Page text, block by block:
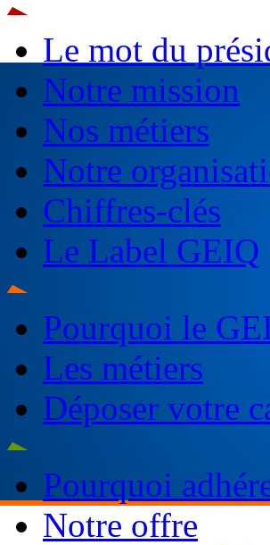
Le mot du
Notre mission
Nos métiers
Notre
Chiffres-clés
Le Label GEIQ
Pourquoi le
Les métiers
Déposer votre
Pourquoi
Notre offre